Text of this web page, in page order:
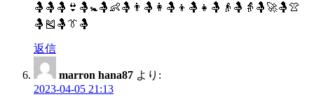
🤱🤱🤱👙🤱🚼🤱👶🤱👨🤱👩🤱👦🤱👧🤱👴🤱👵🤱🚀🤱👚
🤱🎽🤱👔🤱
返信
marron hana87 より:
2023-04-05 21:13